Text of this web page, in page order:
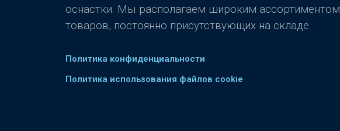
оснастки. Мы располагаем широким ассортиментом
товаров, постоянно присутствующих на складе.
Политика конфиденциальности
Политика использования файлов cookie